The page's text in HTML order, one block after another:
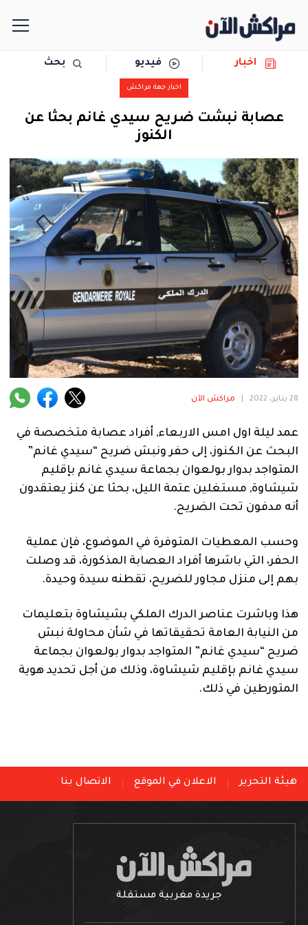
رياضة
حوادث
دولية
المرأة
منوعة
آراء
اخبار فيديو بحث
اخبار جهة مراكش
عصابة نبشت ضريح سيدي غانم بحثا عن
الكنوز
28 يناير، 2022 مراكش الآن
عمد ليلة اول امس الاربعاء, أفراد عصابة متخصصة في
البحث عن الكنوز، إلى حفر ونبش ضريح “سيدي غانم”
المتواجد بدوار بولعوان بجماعة سيدي غانم بإقليم
شيشاوة, مستغلين عتمة الليل، بحثا عن كنز يعتقدون
أنه مدفون تحت الضريح.
وحسب المعطيات المتوفرة في الموضوع، فإن عملية
الحفر، التي باشرها أفراد العصابة المذكورة، قد وصلت
بهم إلى منزل مجاور للضريح، تقطنه سيدة وحيدة.
هذا وباشرت عناصر الدرك الملكي بشيشاوة بتعليمات
من النيابة العامة تحقيقاتها في شأن محاولة نبش
ضريح “سيدي غانم” المتواجد بدوار بولعوان بجماعة
سيدي غانم بإقليم شيشاوة، وذلك من أجل تحديد هوية
المتورطين في ذلك.
هيئة التحرير الاعلان في الموقع الاتصال بنا
جريدة مغربية مستقلة